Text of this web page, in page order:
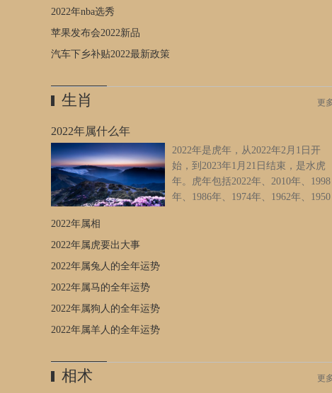
汪峰：“宝宝来了，怎么办呀？”汪峰说：“生呗。”作为国际影
星，从怀孕到生产，章子怡起码要损失6000万元收入。经纪公司
有宝宝来得重要。”章子怡与汪峰章子怡与汪峰一直是国内媒体追
量少在公众场合露面。章子怡迫不得已参加活动，也穿着宽松的
长裙，将隆起的腹部遮掩起来。但眼尖的媒体记者，还是发现了
蛛丝马迹。这年10月，章子怡怀二胎的消息在网上传得沸沸扬
扬。章子怡和汪峰的个人社交平台几乎被挤爆了，夫妻俩只得关
闭。章子怡还有不少媒体记者打来电话探听消息，将他们的生活
彻底打乱了。这年11月，汪峰带着章子怡去美国待产。在那边没
有多少人认识章子怡，即便认识，对方也只是礼貌点头微笑，绝
不围追堵截。章子怡安心地孕育宝宝。2020年1月1日，章子怡在
洛杉矶一所私人医院，诞下一个健康男婴。医生要为她剖腹产，
吗？”章子怡微微一笑：“没问题，我比你想象得还要坚强。”章子
怡与儿子生产过程中，章子怡吃了很多苦，但还是顺利将宝宝诞
爱和尊重。2020年1月18日，离除夕还有一个星期，章子怡带着儿
子，随丈夫返回北京。本来汪峰准备带章子怡在北京周边走走，
谁知突如其来的疫情，打乱了他们的计划。夫妻俩只得带着宝宝
变得多愁善感、焦虑失眠，动不动就流眼泪。章子怡与母亲加上
2022年nba选秀
苹果发布会2022新品
汽车下乡补贴2022最新政策
生肖 更
2022年属什么年
2022年是虎年，从2022年2月1日开
始，到2023年1月21日结束，是水虎
年。虎年包括2022年、2010年、1998
年、1986年、1974年、1962年、1950
兽之王。生肖虎是力量、驱邪和勇敢的象征。许多中国孩子戴着
带有老虎图案的帽子或鞋子，以求好运。虎在十二生肖中居第三
位。十二生肖依次为：鼠、牛、虎、兔、龙、蛇、马、羊、猴、
2022年是虎年，从2022年2月1日开始，到2023年1月21日结束，是
水虎年。老虎在中国被称为百兽之王。生肖虎是力量、驱邪和勇
好运。虎年的日期会给老虎带来好运的事情：幸运数字：1、3和4
国农历正月幸运色：蓝色、灰色、橙色吉祥花：黄百合、瓜叶菊
幸运方向：东、北、南吉月：农历三、七、十月。生肖虎的性
2022年属相
2022年属虎要出大事
2022年属兔人的全年运势
2022年属马的全年运势
2022年属狗人的全年运势
2022年属羊人的全年运势
相术 更